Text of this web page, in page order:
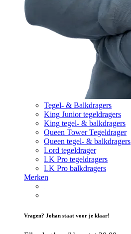
Tegel- & Balkdragers
King Junior tegeldragers
King tegel- & balkdragers
Queen Tower Tegeldrager
Queen tegel- & balkdragers
Lord tegeldrager
LK Pro tegeldragers
LK Pro balkdragers
Merken
Vragen? Johan staat voor je klaar!